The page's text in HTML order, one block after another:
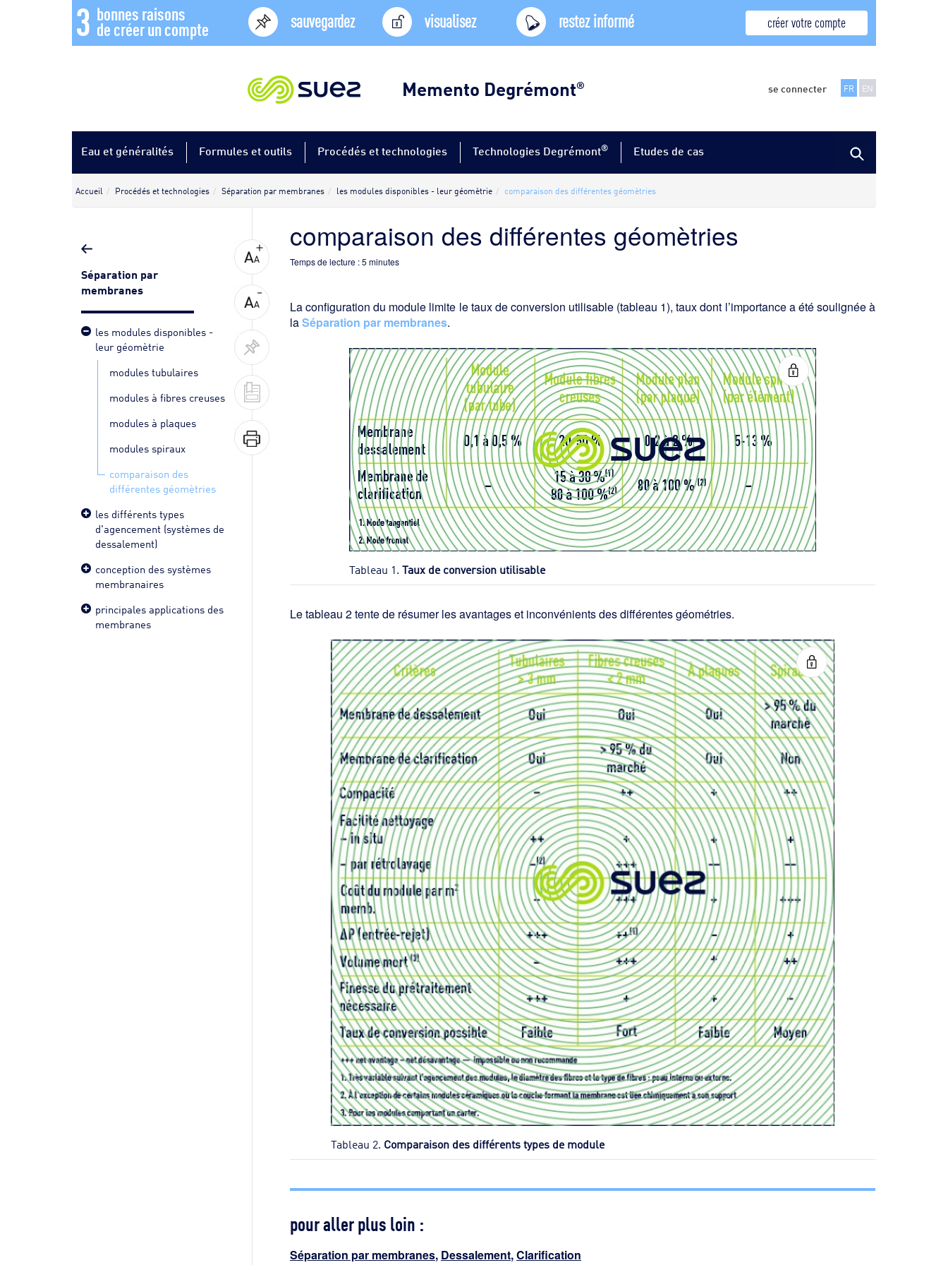
3 bonnes raisons
de créer un compte sauvegardez visualisez restez informé créer votre compte
Memento Degrémont® se connecter FR EN
Eau et généralités Formules et outils Procédés et technologies Technologies Degrémont® Etudes de cas
Accueil Procédés et technologies Séparation par membranes les modules disponibles - leur géomètrie comparaison des différentes géomètries
Séparation par
membranes
les modules disponibles -
leur géomètrie
modules tubulaires
modules à fibres creuses
modules à plaques
modules spiraux
comparaison des
différentes géomètries
les différents types
d'agencement (systèmes de
dessalement)
conception des systèmes
membranaires
principales applications des
membranes
comparaison des différentes géomètries
Temps de lecture :5 minutes
La configuration du module limite le taux de conversion utilisable (tableau 1), taux dont l’importance a été soulignée à
laSéparation par membranes.
Tableau 1. Taux de conversion utilisable
Le tableau 2 tente de résumer les avantages et inconvénients des différentes géométries.
Tableau 2. Comparaison des différents types de module
pour aller plus loin :
Séparation par membranes, Dessalement,Clarification